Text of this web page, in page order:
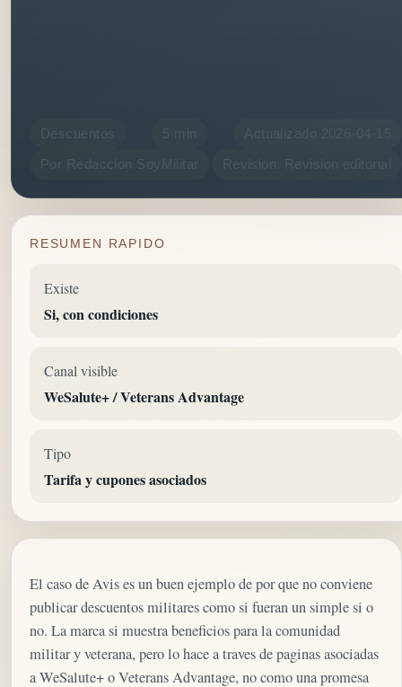
Descuentos
Por Redaccion SoyMilitar Revision: Revision editorial
RESUMEN RAPIDO
Existe
Si, con condiciones
Canal visible
WeSalute+ / Veterans Advantage
Tipo
Tarifa y cupones asociados
El caso de Avis es un buen ejemplo de por que no conviene
publicar descuentos militares como si fueran un simple si o
no. La marca si muestra beneficios para la comunidad
militar y veterana, pero lo hace a traves de paginas asociadas
a WeSalute+ o Veterans Advantage, no como una promesa